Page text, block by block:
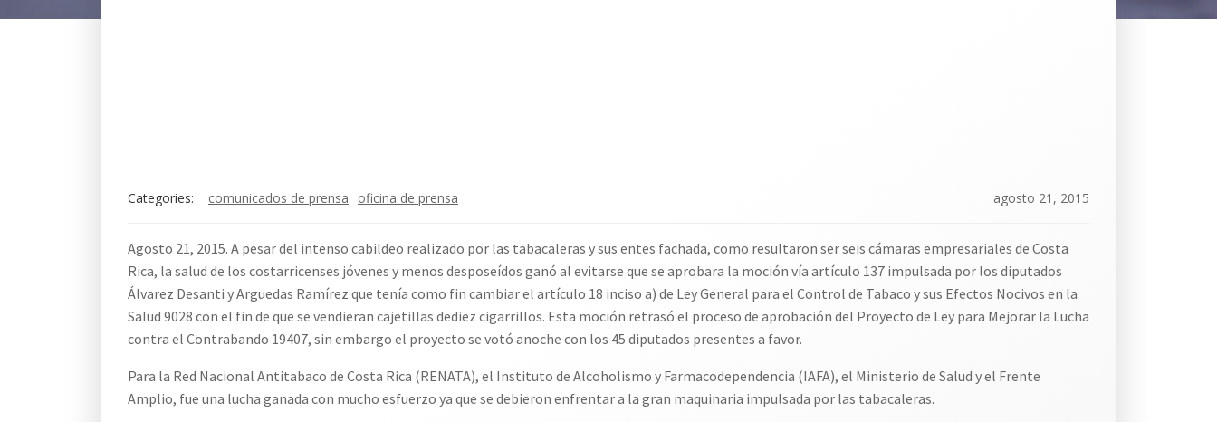
Categories: comunicados de prensa oficina de prensa agosto 21, 2015
Agosto 21, 2015. A pesar del intenso cabildeo realizado por las tabacaleras y sus entes fachada, como resultaron ser seis cámaras empresariales de Costa
Rica, la salud de los costarricenses jóvenes y menos desposeídos ganó al evitarse que se aprobara la moción vía artículo 137 impulsada por los diputados
Álvarez Desanti y Arguedas Ramírez que tenía como fin cambiar el artículo 18 inciso a) de Ley General para el Control de Tabaco y sus Efectos Nocivos en la
Salud 9028 con el fin de que se vendieran cajetillas dediez cigarrillos. Esta moción retrasó el proceso de aprobación del Proyecto de Ley para Mejorar la Lucha
contra el Contrabando 19407, sin embargo el proyecto se votó anoche con los 45 diputados presentes a favor.
Para la Red Nacional Antitabaco de Costa Rica (RENATA), el Instituto de Alcoholismo y Farmacodependencia (IAFA), el Ministerio de Salud y el Frente
Amplio, fue una lucha ganada con mucho esfuerzo ya que se debieron enfrentar a la gran maquinaria impulsada por las tabacaleras.